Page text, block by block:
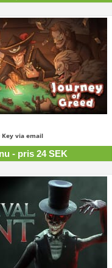
Key via email
- pris 24 SEK